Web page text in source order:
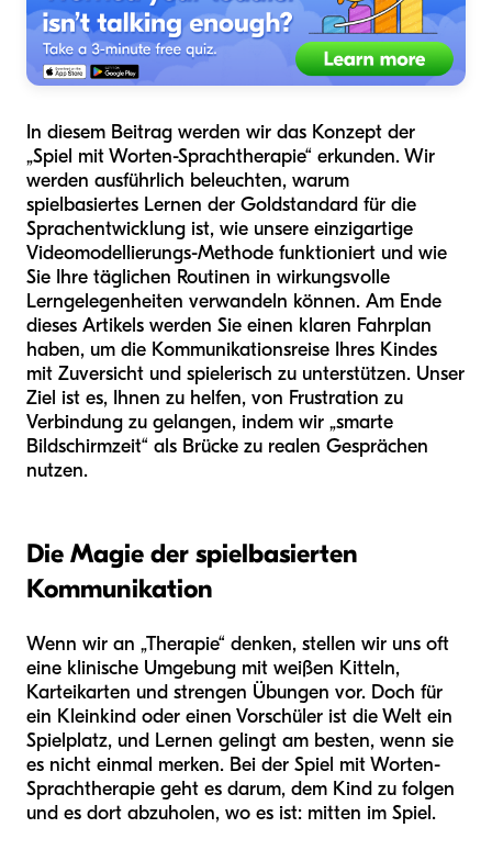
In diesem Beitrag werden wir das Konzept der
„Spiel mit Worten-Sprachtherapie“ erkunden. Wir
werden ausführlich beleuchten, warum
spielbasiertes Lernen der Goldstandard für die
Sprachentwicklung ist, wie unsere einzigartige
Videomodellierungs-Methode funktioniert und wie
Sie Ihre täglichen Routinen in wirkungsvolle
Lerngelegenheiten verwandeln können. Am Ende
dieses Artikels werden Sie einen klaren Fahrplan
haben, um die Kommunikationsreise Ihres Kindes
mit Zuversicht und spielerisch zu unterstützen. Unser
Ziel ist es, Ihnen zu helfen, von Frustration zu
Verbindung zu gelangen, indem wir „smarte
Bildschirmzeit“ als Brücke zu realen Gesprächen
nutzen.
Die Magie der spielbasierten
Kommunikation
Wenn wir an „Therapie“ denken, stellen wir uns oft
eine klinische Umgebung mit weißen Kitteln,
Karteikarten und strengen Übungen vor. Doch für
ein Kleinkind oder einen Vorschüler ist die Welt ein
Spielplatz, und Lernen gelingt am besten, wenn sie
es nicht einmal merken. Bei der Spiel mit Worten-
Sprachtherapie geht es darum, dem Kind zu folgen
und es dort abzuholen, wo es ist: mitten im Spiel.